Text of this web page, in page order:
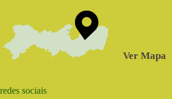
Ver Mapa
redes sociais